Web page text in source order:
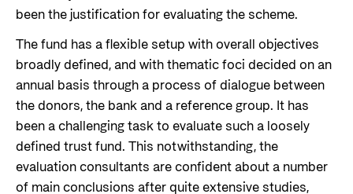
been the justification for evaluating the scheme.
The fund has a flexible setup with overall objectives
broadly defined, and with thematic foci decided on an
annual basis through a process of dialogue between
the donors, the bank and a reference group. It has
been a challenging task to evaluate such a loosely
defined trust fund. This notwithstanding, the
evaluation consultants are confident about a number
of main conclusions after quite extensive studies,